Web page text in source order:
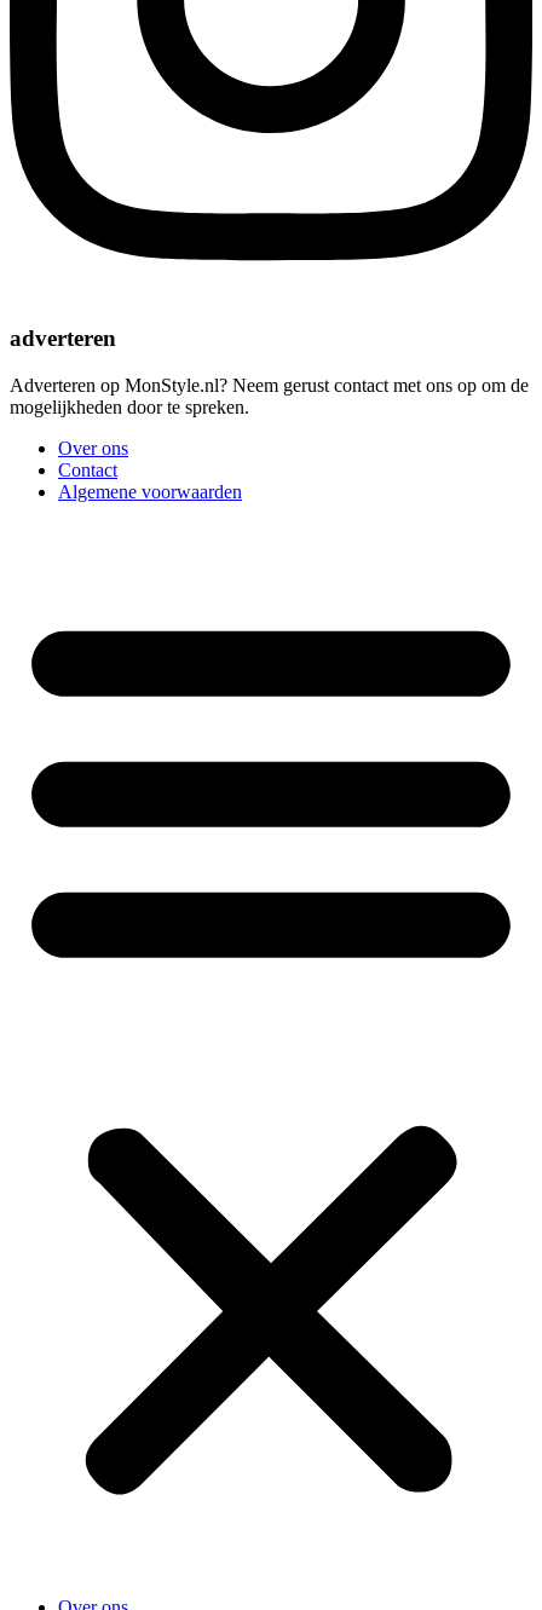
adverteren
Adverteren op MonStyle.nl? Neem gerust contact met ons op om de
mogelijkheden door te spreken.
Over ons
Contact
Algemene voorwaarden